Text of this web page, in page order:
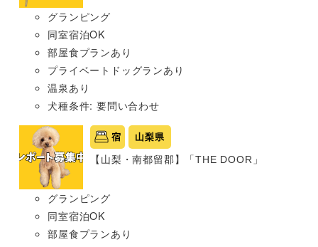
グランピング
同室宿泊OK
部屋食プランあり
プライベートドッグランあり
温泉あり
犬種条件: 要問い合わせ
宿 山梨県
【山梨・南都留郡】「THE DOOR」
グランピング
同室宿泊OK
部屋食プランあり